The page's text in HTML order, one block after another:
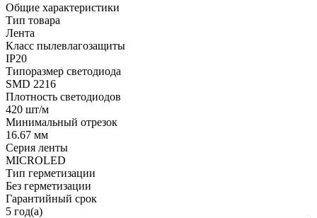
Общие характеристики
Тип товара
Лента
Класс пылевлагозащиты
IP20
Типоразмер светодиода
SMD 2216
Плотность светодиодов
420 шт/м
Минимальный отрезок
16.67 мм
Серия ленты
MICROLED
Тип герметизации
Без герметизации
Гарантийный срок
5 год(а)